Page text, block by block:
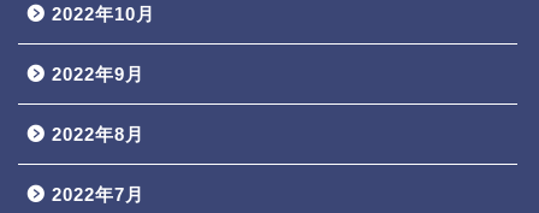
2022年10月
2022年9月
2022年8月
2022年7月